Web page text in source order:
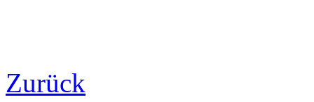
Zurück